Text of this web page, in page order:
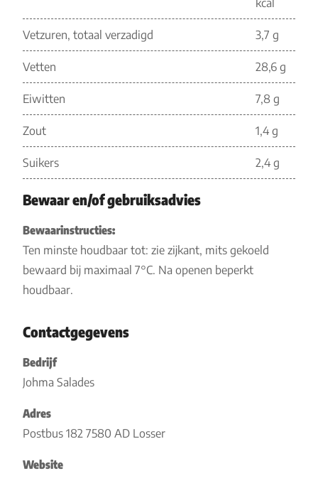
kcal
Vetzuren, totaal verzadigd 3,7 g
Vetten 28,6 g
Eiwitten 7,8 g
Zout 1,4 g
Suikers 2,4 g
Bewaar en/of gebruiksadvies
Bewaarinstructies:
Ten minste houdbaar tot: zie zijkant, mits gekoeld
bewaard bij maximaal 7°C. Na openen beperkt
houdbaar.
Contactgegevens
Bedrijf
Johma Salades
Adres
Postbus 182 7580 AD Losser
Website